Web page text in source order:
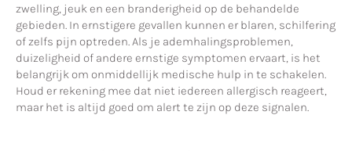
zwelling, jeuk en een branderigheid op de behandelde
gebieden. In ernstigere gevallen kunnen er blaren, schilfering
of zelfs pijn optreden. Als je ademhalingsproblemen,
duizeligheid of andere ernstige symptomen ervaart, is het
belangrijk om onmiddellijk medische hulp in te schakelen.
Houd er rekening mee dat niet iedereen allergisch reageert,
maar het is altijd goed om alert te zijn op deze signalen.